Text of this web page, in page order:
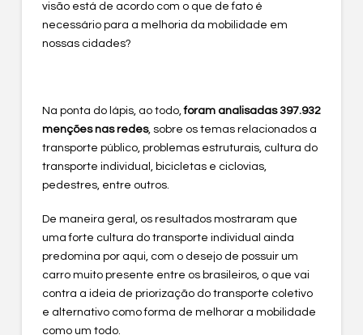
visão está de acordo com o que de fato é
necessário para a melhoria da mobilidade em
nossas cidades?
Na ponta do lápis, ao todo,foram analisadas 397.932
menções nas redes, sobre os temas relacionados a
transporte público, problemas estruturais, cultura do
transporte individual, bicicletas e ciclovias,
pedestres, entre outros.
De maneira geral, os resultados mostraram que
uma forte cultura do transporte individual ainda
predomina por aqui, com o desejo de possuir um
carro muito presente entre os brasileiros, o que vai
contra a ideia de priorização do transporte coletivo
e alternativo como forma de melhorar a mobilidade
como um todo.